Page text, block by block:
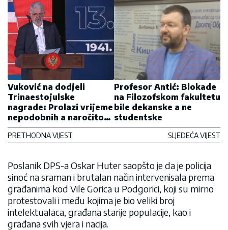
Vuković na dodjeli
Trinaestojulske
nagrade: Prolazi vrijeme
nepodobnih a naročito
prolazi vrijeme
podobnih!
PRETHODNA VIJEST
Profesor Antić: Blokade
na Filozofskom fakultetu
bile dekanske a ne
studentske
SLJEDEĆA VIJEST
Poslanik DPS-a Oskar Huter saopšto je da je policija
sinoć na sraman i brutalan način intervenisala prema
građanima kod Vile Gorica u Podgorici, koji su mirno
protestovali i među kojima je bio veliki broj
intelektualaca, građana starije populacije, kao i
građana svih vjera i nacija.